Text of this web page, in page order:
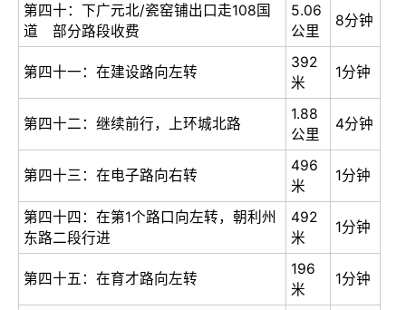
第四十：下广元北/瓷窑铺出口走108国
道 部分路段收费
5.06
公里
8分钟
第四十一：在建设路向左转
392
米
1分钟
第四十二：继续前行，上环城北路
1.88
公里
4分钟
第四十三：在电子路向右转
496
米
1分钟
第四十四：在第1个路口向左转，朝利州
东路二段行进
492
米
1分钟
第四十五：在育才路向左转
196
米
1分钟